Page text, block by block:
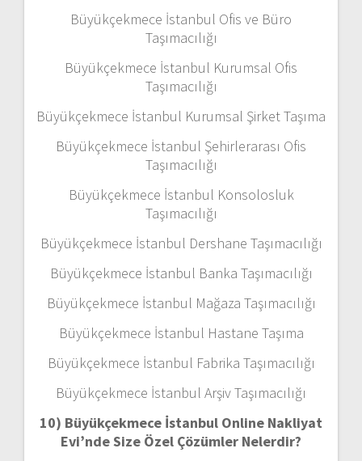
Büyükçekmece İstanbul Ofis ve Büro
Taşımacılığı
Büyükçekmece İstanbul Kurumsal Ofis
Taşımacılığı
Büyükçekmece İstanbul Kurumsal Şirket Taşıma
Büyükçekmece İstanbul Şehirlerarası Ofis
Taşımacılığı
Büyükçekmece İstanbul Konsolosluk
Taşımacılığı
Büyükçekmece İstanbul Dershane Taşımacılığı
Büyükçekmece İstanbul Banka Taşımacılığı
Büyükçekmece İstanbul Mağaza Taşımacılığı
Büyükçekmece İstanbul Hastane Taşıma
Büyükçekmece İstanbul Fabrika Taşımacılığı
Büyükçekmece İstanbul Arşiv Taşımacılığı
10) Büyükçekmece İstanbul Online Nakliyat
Evi’nde Size Özel Çözümler Nelerdir?